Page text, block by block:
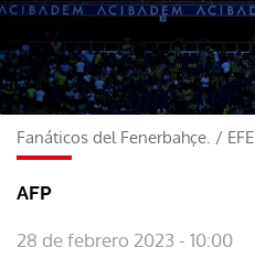
Fanáticos del Fenerbahçe. / EFE.
AFP
28 de febrero 2023 - 10:00